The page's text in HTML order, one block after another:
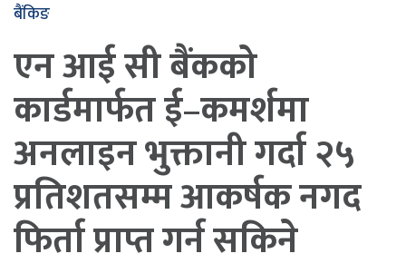
बैंकिङ
एन आई सी बैंकको
कार्डमार्फत ई–कमर्शमा
अनलाइन भुक्तानी गर्दा २५
प्रतिशतसम्म आकर्षक नगद
फिर्ता प्राप्त गर्न सकिने